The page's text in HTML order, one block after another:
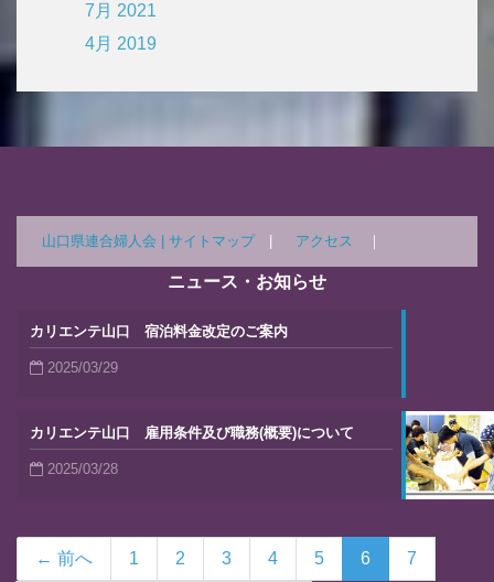
7月 2021
4月 2019
山口県連合婦人会 | サイトマップ| アクセス
ニュース・お知らせ
カリエンテ山口 宿泊料金改定のご案内
2025/03/29
カリエンテ山口 雇用条件及び職務(概要)について
2025/03/28
← 前へ 1 2 3 4 5 6 7